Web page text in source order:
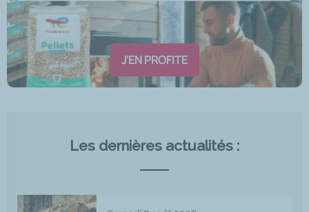
J'EN PROFITE
Les dernières actualités :